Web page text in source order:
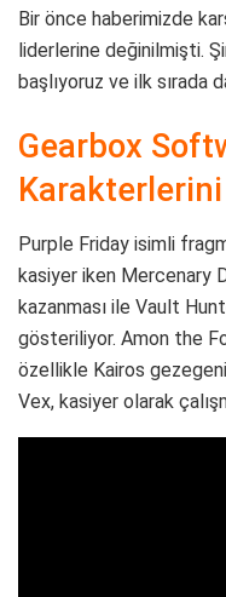
Bir önce haberimizde
liderlerine değinilmişti.
başlıyoruz ve ilk sırada
Gearbox
Karakterlerini
Purple Friday isimli
kasiyer iken Mercenary
kazanması ile Vault
gösteriliyor. Amon the
özellikle Kairos
Vex, kasiyer olarak